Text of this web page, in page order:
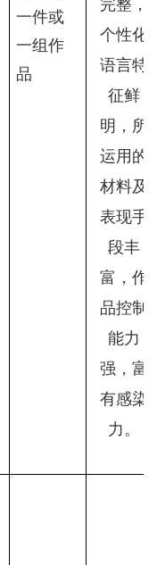
一件或
一组作
品
完整，
个性化
语言特
征鲜
明，所
运用的
材料及
表现手
段丰
富，作
品控制
能力
强，富
有感染
力。